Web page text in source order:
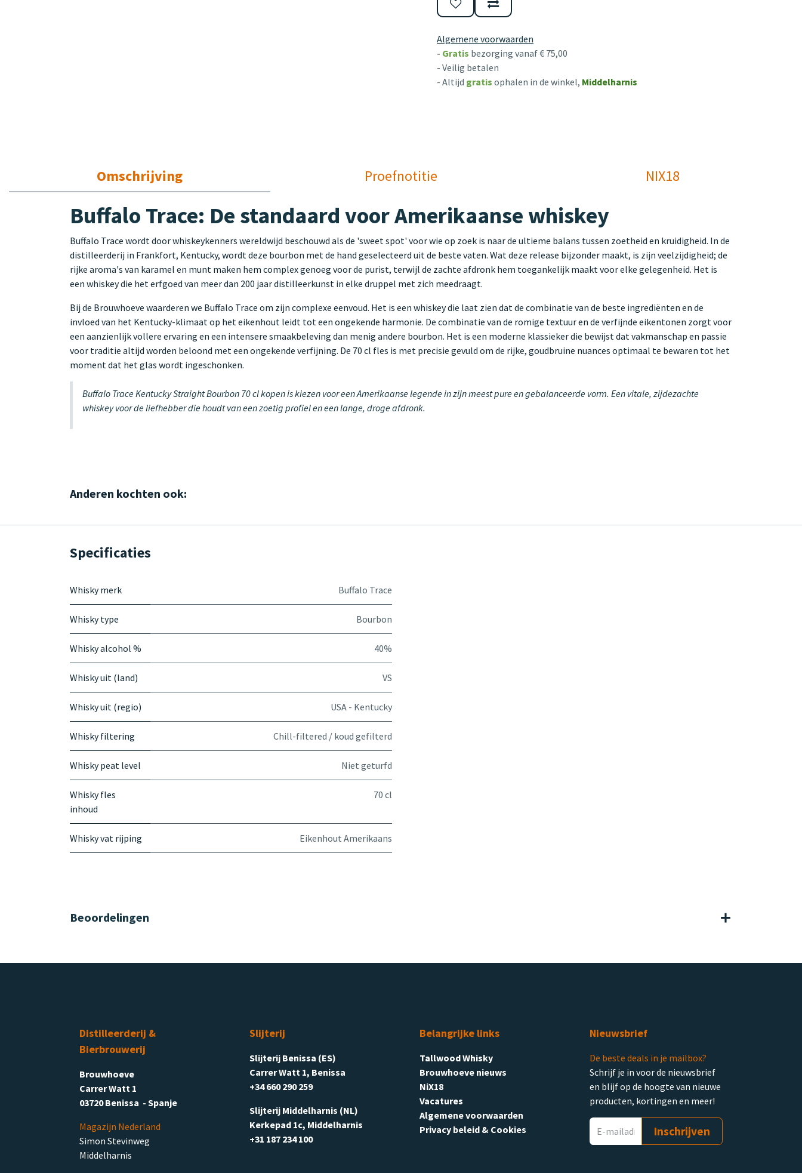
Algemene voorwaarden
- Gratis bezorging vanaf € 75,00
- Veilig betalen
- Altijd gratis ophalen in de winkel, Middelharnis
Omschrijving Proefnotitie NIX18
Buffalo Trace: De standaard voor Amerikaanse whiskey
Buffalo Trace wordt door whiskeykenners wereldwijd beschouwd als de 'sweet spot' voor wie op zoek is naar de ultieme balans tussen zoetheid en kruidigheid. In de
distilleerderij in Frankfort, Kentucky, wordt deze bourbon met de hand geselecteerd uit de beste vaten. Wat deze release bijzonder maakt, is zijn veelzijdigheid; de
rijke aroma's van karamel en munt maken hem complex genoeg voor de purist, terwijl de zachte afdronk hem toegankelijk maakt voor elke gelegenheid. Het is
een whiskey die het erfgoed van meer dan 200 jaar distilleerkunst in elke druppel met zich meedraagt.
Bij de Brouwhoeve waarderen we Buffalo Trace om zijn complexe eenvoud. Het is een whiskey die laat zien dat de combinatie van de beste ingrediënten en de
invloed van het Kentucky-klimaat op het eikenhout leidt tot een ongekende harmonie. De combinatie van de romige textuur en de verfijnde eikentonen zorgt voor
een aanzienlijk vollere ervaring en een intensere smaakbeleving dan menig andere bourbon. Het is een moderne klassieker die bewijst dat vakmanschap en passie
voor traditie altijd worden beloond met een ongekende verfijning. De 70 cl fles is met precisie gevuld om de rijke, goudbruine nuances optimaal te bewaren tot het
moment dat het glas wordt ingeschonken.
Buffalo Trace Kentucky Straight Bourbon 70 cl kopen is kiezen voor een Amerikaanse legende in zijn meest pure en gebalanceerde vorm. Een vitale, zijdezachte
whiskey voor de liefhebber die houdt van een zoetig profiel en een lange, droge afdronk.
Anderen kochten ook:
Specificaties
Whisky merk Buffalo Trace
Whisky type Bourbon
Whisky alcohol % 40%
Whisky uit (land) VS
Whisky uit (regio) USA - Kentucky
Whisky filtering Chill-filtered / koud gefilterd
Whisky peat level Niet geturfd
Whisky fles
inhoud
70 cl
Whisky vat rijping Eikenhout Amerikaans
Beoordelingen
Distilleerderij &
Bierbrouwerij
Brouwhoeve
Carrer Watt 1
03720 Benissa - Spanje
Magazijn Nederland
Simon Stevinweg
Middelharnis
Slijterij
Slijterij Benissa (ES)
Carrer Watt 1, Benissa
+34 660 290 259
Slijterij Middelharnis (NL)
Kerkepad 1c, Middelharnis
+31 187 234 100
Belangrijke links
Tallwood Whisky
Brouwhoeve nieuws
NiX18
Vacatures
Algemene voorwaarden
Privacy beleid & Cookies
Nieuwsbrief
De beste deals in je mailbox?
Schrijf je in voor de nieuwsbrief
en blijf op de hoogte van nieuwe
producten, kortingen en meer!
Inschrijven